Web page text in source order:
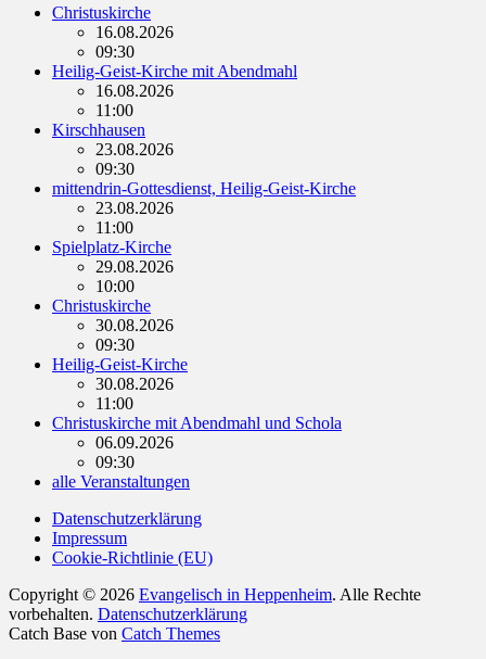
Christuskirche
16.08.2026
09:30
Heilig-Geist-Kirche mit Abendmahl
16.08.2026
11:00
Kirschhausen
23.08.2026
09:30
mittendrin-Gottesdienst, Heilig-Geist-Kirche
23.08.2026
11:00
Spielplatz-Kirche
29.08.2026
10:00
Christuskirche
30.08.2026
09:30
Heilig-Geist-Kirche
30.08.2026
11:00
Christuskirche mit Abendmahl und Schola
06.09.2026
09:30
alle Veranstaltungen
Datenschutzerklärung
Impressum
Cookie-Richtlinie (EU)
Copyright © 2026 Evangelisch in Heppenheim. Alle Rechte
vorbehalten. Datenschutzerklärung
Catch Base von Catch Themes